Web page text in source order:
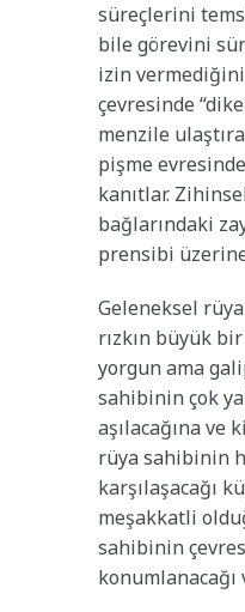
süreçlerini
bile görevini
izin vermediğini
çevresinde
menzile
pişme
kanıtlar.
bağlarındaki
prensibi
Geleneksel
rızkın büyük
yorgun ama
sahibinin çok
aşılacağına ve
rüya sahibinin
karşılaşacağı
meşakkatli
sahibinin
konumlanacağı